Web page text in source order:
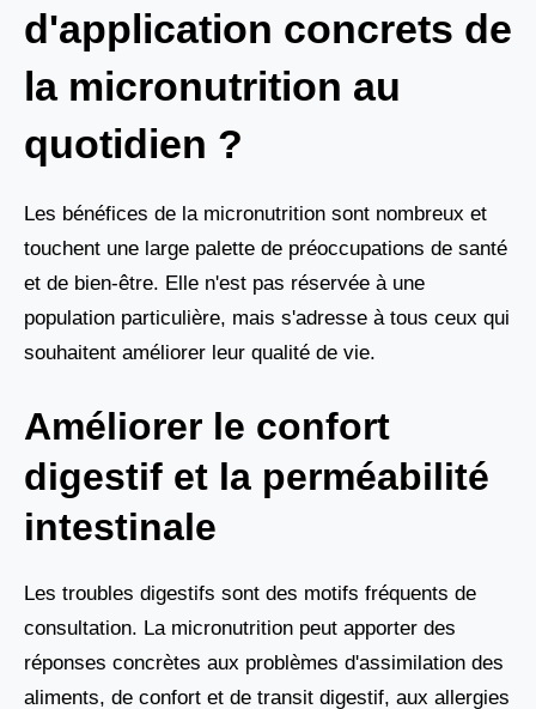
d'application concrets de
la micronutrition au
quotidien ?
Les bénéfices de la micronutrition sont nombreux et
touchent une large palette de préoccupations de santé
et de bien-être. Elle n'est pas réservée à une
population particulière, mais s'adresse à tous ceux qui
souhaitent améliorer leur qualité de vie.
Améliorer le confort
digestif et la perméabilité
intestinale
Les troubles digestifs sont des motifs fréquents de
consultation. La micronutrition peut apporter des
réponses concrètes aux problèmes d'assimilation des
aliments, de confort et de transit digestif, aux allergies